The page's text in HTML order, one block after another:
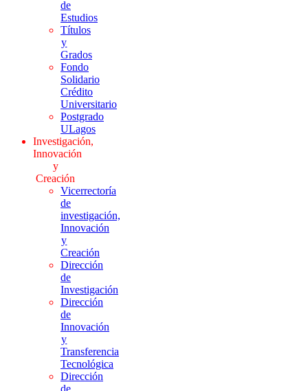
de
Estudios
Títulos
y
Grados
Fondo
Solidario
Crédito
Universitario
Postgrado
ULagos
Investigación,
Innovación
y
Creación
Vicerrectoría
de
investigación,
Innovación
y
Creación
Dirección
de
Investigación
Dirección
de
Innovación
y
Transferencia
Tecnológica
Dirección
de